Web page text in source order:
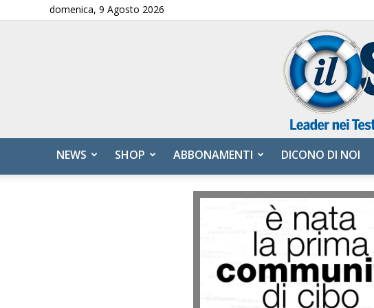
domenica, 9 Agosto 2026
NEWS SHOP ABBONAMENTI DICONO DI NOI